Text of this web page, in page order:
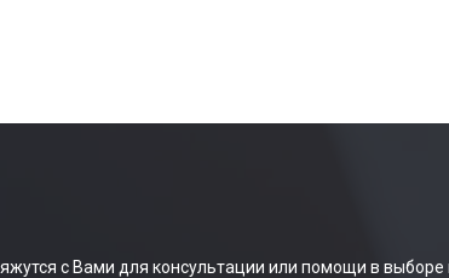
с Вами для консультации или помощи в выборе